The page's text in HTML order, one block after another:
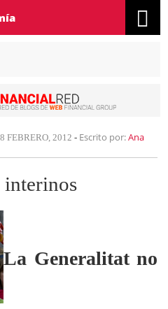
FEBRERO, 2012 - Escrito por:Ana
interinos
La Generalitat no